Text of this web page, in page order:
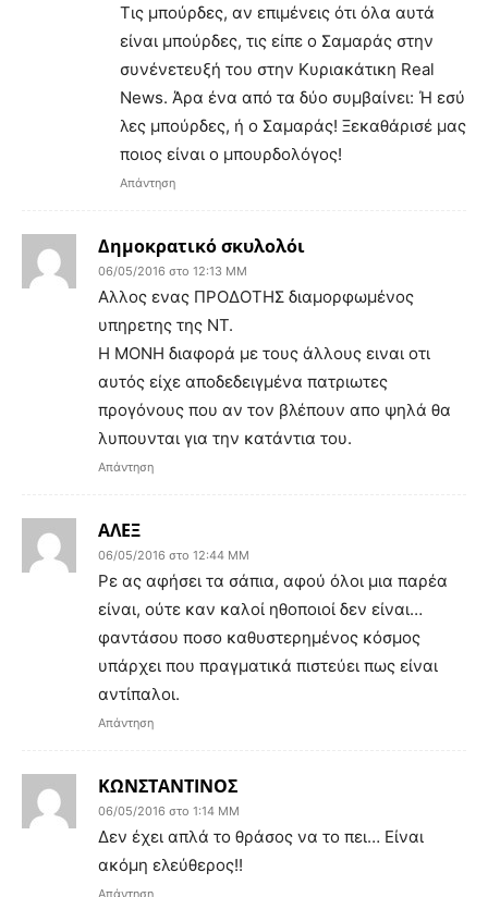
Τις μπούρδες, αν επιμένεις ότι όλα αυτά
είναι μπούρδες, τις είπε ο Σαμαράς στην
συνένετευξή του στην Κυριακάτικη Real
News. Άρα ένα από τα δύο συμβαίνει: Ή εσύ
λες μπούρδες, ή ο Σαμαράς! Ξεκαθάρισέ μας
ποιος είναι ο μπουρδολόγος!
Απάντηση
Δημοκρατικό σκυλολόι
06/05/2016 στο 12:13 ΜΜ
Αλλος ενας ΠΡΟΔΟΤΗΣ διαμορφωμένος
υπηρετης της ΝΤ.
Η ΜΟΝΗ διαφορά με τους άλλους ειναι οτι
αυτός είχε αποδεδειγμένα πατριωτες
προγόνους που αν τον βλέπουν απο ψηλά θα
λυπουνται για την κατάντια του.
Απάντηση
ΑΛΕΞ
06/05/2016 στο 12:44 ΜΜ
Ρε ας αφήσει τα σάπια, αφού όλοι μια παρέα
είναι, ούτε καν καλοί ηθοποιοί δεν είναι…
φαντάσου ποσο καθυστερημένος κόσμος
υπάρχει που πραγματικά πιστεύει πως είναι
αντίπαλοι.
Απάντηση
ΚΩΝΣΤΑΝΤΙΝΟΣ
06/05/2016 στο 1:14 ΜΜ
Δεν έχει απλά το θράσος να το πει… Είναι
ακόμη ελεύθερος!!
Απάντηση